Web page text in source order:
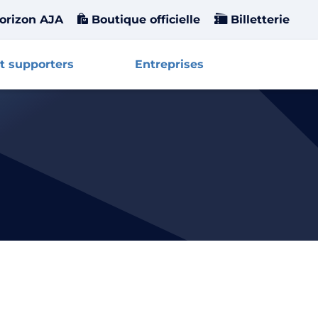
AJA Boutique officielle Billetterie
supporters Entreprises